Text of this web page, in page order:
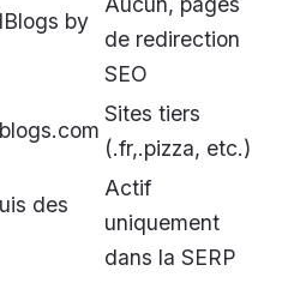
by
de redirection
SEO
Sites tiers
(.fr,.pizza, etc.)
des
Actif
uniquement
dans la SERP